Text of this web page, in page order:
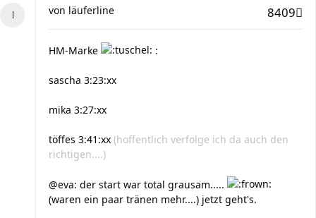
8409
von läuferline
HM-Marke :
sascha 3:23:xx
mika 3:27:xx
töffes 3:41:xx (hoffentlich verfolge ich da auch den
richtigen....)
@eva: der start war total grausam.....
(waren ein paar tränen mehr....) jetzt geht's.